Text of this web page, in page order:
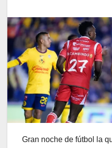
Gran noche de fútbol la